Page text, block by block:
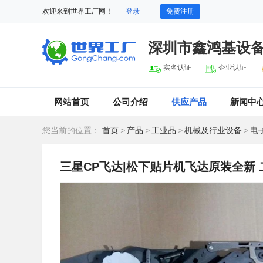
欢迎来到世界工厂网！ 登录 免费注册
深圳市鑫鸿基设
实名认证 企业认证
网站首页 公司介绍 供应产品 新闻中
您当前的位置： 首页 > 产品 > 工业品 >机械及行业设备 > 电
三星CP飞达|松下贴片机飞达原装全新